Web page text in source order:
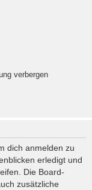
verbergen
dich anmelden zu
erledigt und
Die Board-
zusätzliche